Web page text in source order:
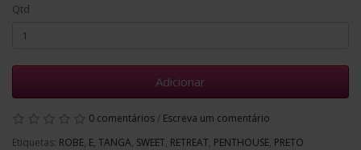
Qtd
Adicionar
0 comentários/ Escreva um comentário
Etiquetas: ROBE, E, TANGA, SWEET, RETREAT, PENTHOUSE, PRETO